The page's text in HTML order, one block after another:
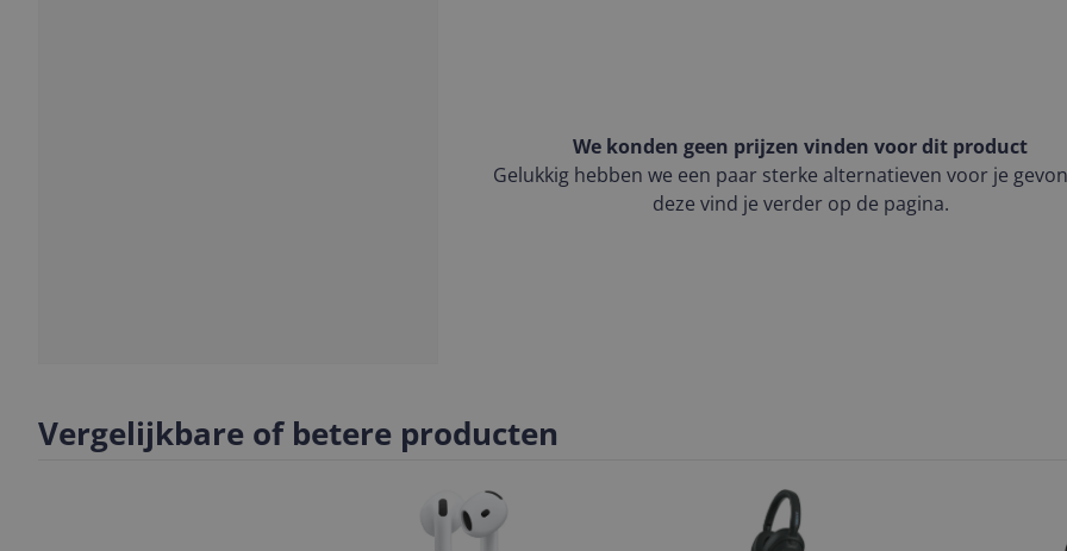
We konden geen prijzen vinden voor dit product
Gelukkig hebben we een paar sterke alternatieven voor je
deze vind je verder op de pagina.
Vergelijkbare of betere producten